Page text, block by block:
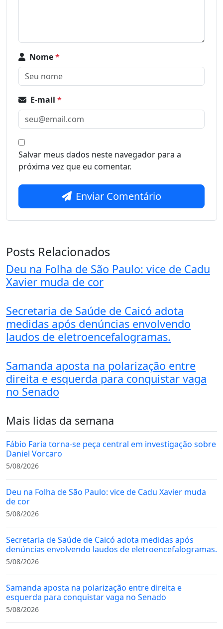
Nome*
E-mail *
Salvar meus dados neste navegador para a
próxima vez que eu comentar.
Enviar Comentário
Posts Relacionados
Deu na Folha de São Paulo: vice de Cadu
Xavier muda de cor
Secretaria de Saúde de Caicó adota
medidas após denúncias envolvendo
laudos de eletroencefalogramas.
Samanda aposta na polarização entre
direita e esquerda para conquistar vaga
no Senado
Mais lidas da semana
Fábio Faria torna-se peça central em investigação sobre
Daniel Vorcaro
5/08/2026
Deu na Folha de São Paulo: vice de Cadu Xavier muda
de cor
5/08/2026
Secretaria de Saúde de Caicó adota medidas após
denúncias envolvendo laudos de eletroencefalogramas.
5/08/2026
Samanda aposta na polarização entre direita e
esquerda para conquistar vaga no Senado
5/08/2026